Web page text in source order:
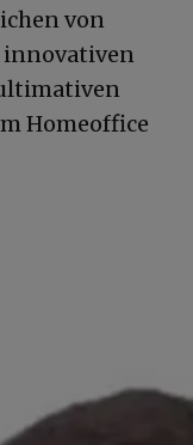
von
innovativen
Homeoffice